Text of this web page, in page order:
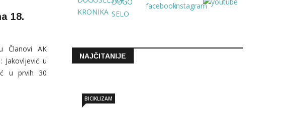
18.
Članovi AK
Jakovljević u
u prvih 30
NAJČITANIJE
BICIKLIZAM